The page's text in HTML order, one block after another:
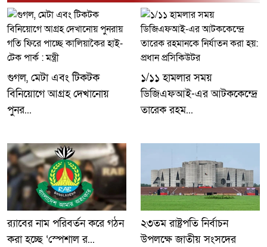
গুগল, মেটা এবং টিকটক
বিনিয়োগে আগ্রহ দেখানোয়
পুনর...
১/১১ হামলার সময়
ডিজিএফআই-এর আটককেন্দ্রে
তারেক রহম...
র‍্যাবের নাম পরিবর্তন করে গঠন
করা হচ্ছে ‘স্পেশাল র...
২৩তম রাষ্ট্রপতি নির্বাচন
উপলক্ষে জাতীয় সংসদের